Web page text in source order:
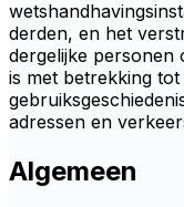
derden, en het
dergelijke personen
is met betrekking
adressen en
Algemeen